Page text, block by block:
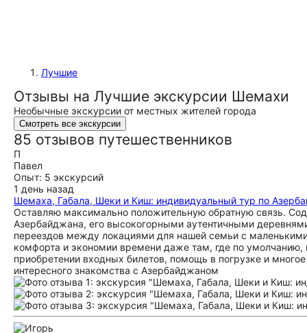
Лучшие
Отзывы на Лучшие экскурсии Шемахи
Необычные экскурсии от местных жителей города
Смотреть все экскурсии
85 отзывов путешественников
П
Павел
Опыт: 5 экскурсий
1 день назад
Шемаха, Габала, Шеки и Киш: индивидуальный тур по
Оставляю максимально положительную обратную связь.
Азербайджана, его высокогорными аутентичными
переездов между локациями для нашей семьи с
комфорта и экономии времени даже там, где по
приобретении входных билетов, помощь в погрузке и
интересного знакомства с Азербайджаном